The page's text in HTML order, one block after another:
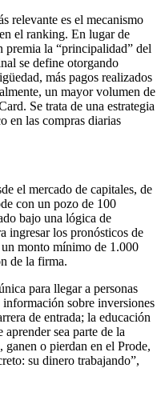
relevante es el mecanismo
el ranking. En lugar de
premia la “principalidad” del
se define otorgando
más pagos realizados
un mayor volumen de
Se trata de una estrategia
en las compras diarias
el mercado de capitales, de
con un pozo de 100
bajo una lógica de
ingresar los pronósticos de
monto mínimo de 1.000
de la firma.
para llegar a personas
sobre inversiones
de entrada; la educación
sea parte de la
o pierdan en el Prode,
su dinero trabajando”,